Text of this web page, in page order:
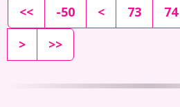
<< -50 < 73 74
>
>>